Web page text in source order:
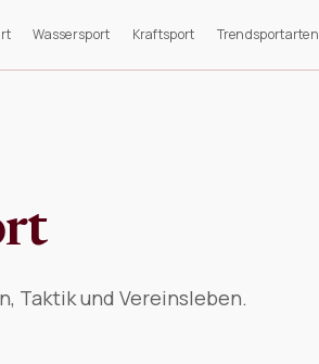
Wassersport Kraftsport Trendsportarten
Taktik und Vereinsleben.